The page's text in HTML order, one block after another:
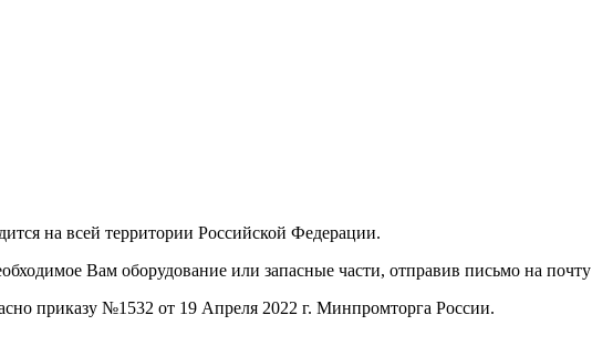
на всей территории Российской Федерации.
Вам оборудование или запасные части, отправив письмо на почту
приказу №1532 от 19 Апреля 2022 г. Минпромторга России.